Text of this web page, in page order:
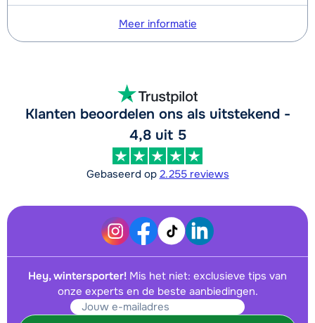
Meer informatie
Klanten beoordelen ons als uitstekend -
4,8 uit 5
Gebaseerd op 2.255 reviews
Hey, wintersporter! Mis het niet: exclusieve tips van
onze experts en de beste aanbiedingen.